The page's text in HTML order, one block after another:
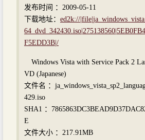
发布时间 ：2009-05-11
下载地址： ed2k://
F5EDD3B|/
Windows Vista with Service Pack 2
VD (Japanese)
文件名 ：
429.iso
SHA1 ：
E
文件大小 ：217.91MB